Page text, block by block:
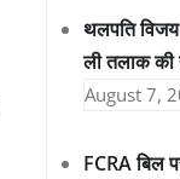
थलपति
ली तलाक
August 7,
FCRA बिल